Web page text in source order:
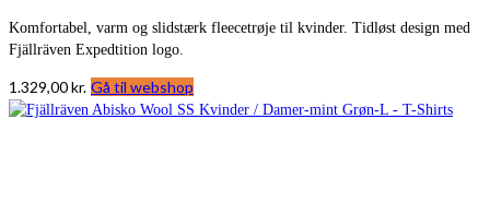
Komfortabel, varm og slidstærk fleecetrøje til kvinder. Tidløst design med
Fjällräven Expedtition logo.
1.329,00kr. Gå til webshop